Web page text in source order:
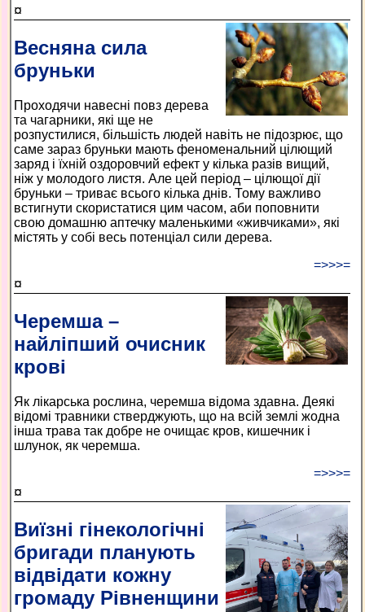
¤
Весняна сила
бруньки
Проходячи навесні повз дерева
та чагарники, які ще не
розпустилися, більшість людей навіть не підозрює, що
саме зараз бруньки мають феноменальний цілющий
заряд і їхній оздоровчий ефект у кілька разів вищий,
ніж у молодого листя. Але цей період – цілющої дії
бруньки – триває всього кілька днів. Тому важливо
встигнути скористатися цим часом, аби поповнити
свою домашню аптечку маленькими «живчиками», які
містять у собі весь потенціал сили дерева.
=>>>=
¤
Черемша –
найліпший очисник
крові
Як лікарська рослина, черемша відома здавна. Деякі
відомі травники стверджують, що на всій землі жодна
інша трава так добре не очищає кров, кишечник і
шлунок, як черемша.
=>>>=
¤
Виїзні гінекологічні
бригади планують
відвідати кожну
громаду Рівненщини